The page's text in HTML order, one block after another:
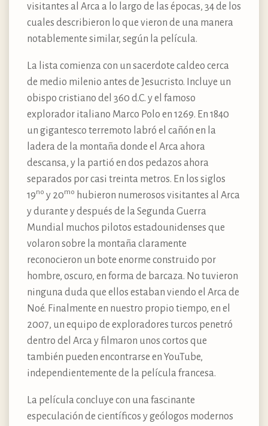
visitantes al Arca a lo largo de las épocas, 34 de los
cuales describieron lo que vieron de una manera
notablemente similar, según la película.
La lista comienza con un sacerdote caldeo cerca
de medio milenio antes de Jesucristo. Incluye un
obispo cristiano del 360 d.C. y el famoso
explorador italiano Marco Polo en 1269. En 1840
un gigantesco terremoto labró el cañón en la
ladera de la montaña donde el Arca ahora
descansa, y la partió en dos pedazos ahora
separados por casi treinta metros. En los siglos
19no y 20mo hubieron numerosos visitantes al Arca
y durante y después de la Segunda Guerra
Mundial muchos pilotos estadounidenses que
volaron sobre la montaña claramente
reconocieron un bote enorme construido por
hombre, oscuro, en forma de barcaza. No tuvieron
ninguna duda que ellos estaban viendo el Arca de
Noé. Finalmente en nuestro propio tiempo, en el
2007, un equipo de exploradores turcos penetró
dentro del Arca y filmaron unos cortos que
también pueden encontrarse en YouTube,
independientemente de la película francesa.
La película concluye con una fascinante
especulación de científicos y geólogos modernos